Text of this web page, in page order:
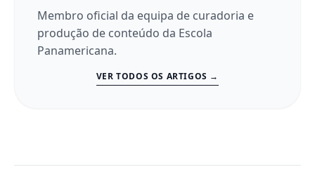
Membro oficial da equipa de curadoria e
produção de conteúdo da Escola
Panamericana.
VER TODOS OS ARTIGOS →